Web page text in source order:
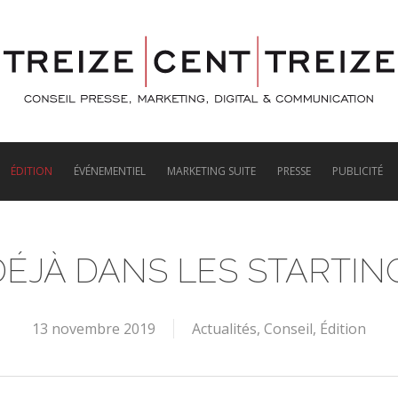
ÉDITION ÉVÉNEMENTIEL MARKETING SUITE PRESSE PUBLICITÉ
DANS LES
13 novembre 2019 Actualités, Conseil, Édition